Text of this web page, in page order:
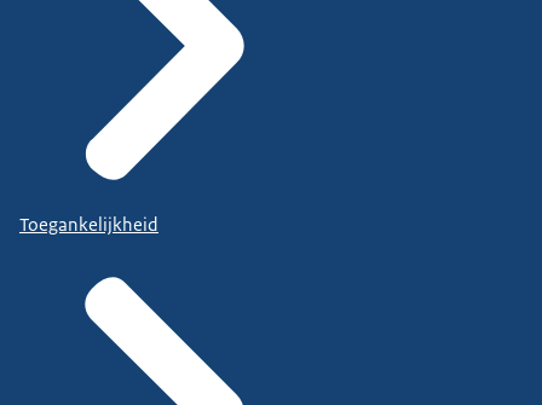
Toegankelijkheid